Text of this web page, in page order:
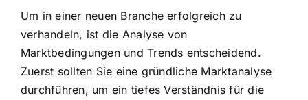
Um in einer neuen Branche erfolgreich zu
verhandeln, ist die Analyse von
Marktbedingungen und Trends entscheidend.
Zuerst sollten Sie eine gründliche Marktanalyse
durchführen, um ein tiefes Verständnis für die